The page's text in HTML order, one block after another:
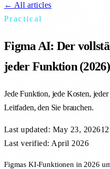
← All articles
Practical
Figma AI: Der
jeder Funktion (2026)
Jede Funktion, jede Kosten,
Leitfaden, den Sie brauchen.
Last updated: May 23, 2026
Last verified: April 2026
Figmas KI-Funktionen in 2026